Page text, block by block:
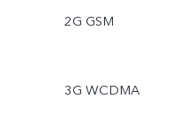
2G GSM
3G WCDMA